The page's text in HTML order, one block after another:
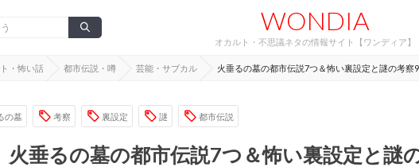
WONDIA
オカルト・不思議ネタの情報サイト【ワンディア】
・怖い話 都市伝説・噂 芸能・サブカル 火垂るの墓の都市伝説7つ＆怖い裏設定と謎の考察
の墓 考察 裏設定 謎 都市伝説
火垂るの墓の都市伝説7つ＆怖い裏設定と謎